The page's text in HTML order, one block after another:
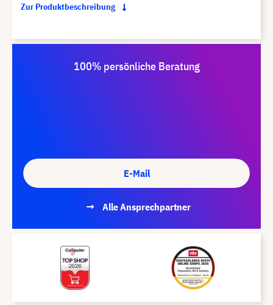
Zur Produktbeschreibung
100% persönliche Beratung
E-Mail
Alle Ansprechpartner